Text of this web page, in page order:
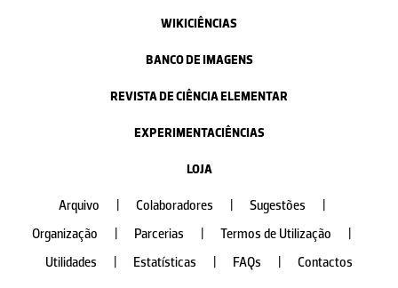
WIKICIÊNCIAS
BANCO DE IMAGENS
REVISTA DE CIÊNCIA ELEMENTAR
EXPERIMENTACIÊNCIAS
LOJA
Arquivo Colaboradores Sugestões
Organização
Parcerias Termos de Utilização
Utilidades
Estatísticas FAQs Contactos